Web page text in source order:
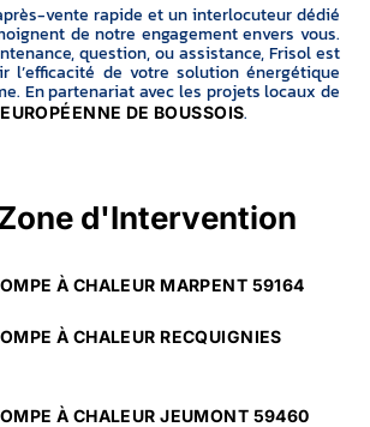
vente rapide et un interlocuteur dédié
de notre engagement envers vous.
question, ou assistance, Frisol est
l’efficacité de votre solution énergétique
En partenariat avec les projets locaux de
DE BOUSSOIS.
d'Intervention
À CHALEUR MARPENT 59164
À CHALEUR RECQUIGNIES
À CHALEUR JEUMONT 59460